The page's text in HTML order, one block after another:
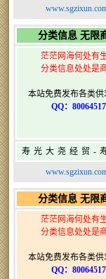
息网-免费信息
分类信息 无限
茫茫网海何处有
分类信息处处是
本站免费发布各类供
QQ：80064517
寿光大尧经贸-
息网-免费信息
分类信息 无限
茫茫网海何处有
分类信息处处是
本站免费发布各类供
QQ：80064517